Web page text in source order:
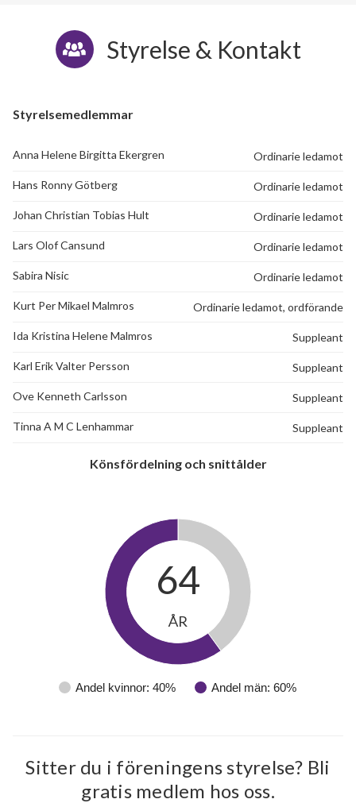
171
lägenheter
Styrelse & Kontakt
Styrelsemedlemmar
Anna Helene Birgitta Ekergren Ordinarie ledamot
Hans Ronny Götberg Ordinarie ledamot
Johan Christian Tobias Hult Ordinarie ledamot
Lars Olof Cansund Ordinarie ledamot
Sabira Nisic Ordinarie ledamot
Kurt Per Mikael Malmros Ordinarie ledamot, ordförande
Ida Kristina Helene Malmros Suppleant
Karl Erik Valter Persson Suppleant
Ove Kenneth Carlsson Suppleant
Tinna A M C Lenhammar Suppleant
Könsfördelning och snittålder
Andel kvinnor: 40% Andel män: 60%
64
ÅR
Sitter du i föreningens styrelse? Bli
gratis medlem hos oss.